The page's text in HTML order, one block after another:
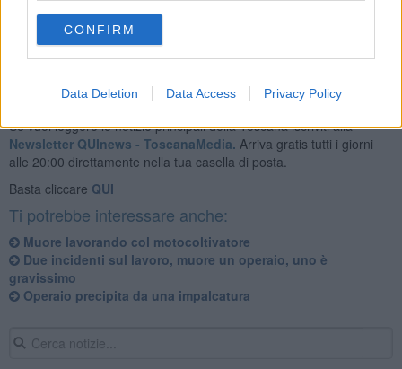
CONFIRM
Data Deletion Data Access Privacy Policy
Se vuoi leggere le notizie principali della Toscana iscriviti alla
Newsletter QUInews - ToscanaMedia. Arriva gratis tutti i giorni
alle 20:00 direttamente nella tua casella di posta.
Basta cliccare QUI
Ti potrebbe interessare anche:
Muore lavorando col motocoltivatore
Due incidenti sul lavoro, muore un operaio, uno è
gravissimo
Operaio precipita da una impalcatura